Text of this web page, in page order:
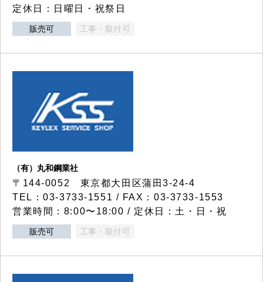
定休日：日曜日・祝祭日
販売可 工事・取付可
（有）丸和鋼業社
〒144-0052 東京都大田区蒲田3-24-4
TEL：03-3733-1551 / FAX：03-3733-1553
営業時間：8:00〜18:00 / 定休日：土・日・祝
販売可 工事・取付可